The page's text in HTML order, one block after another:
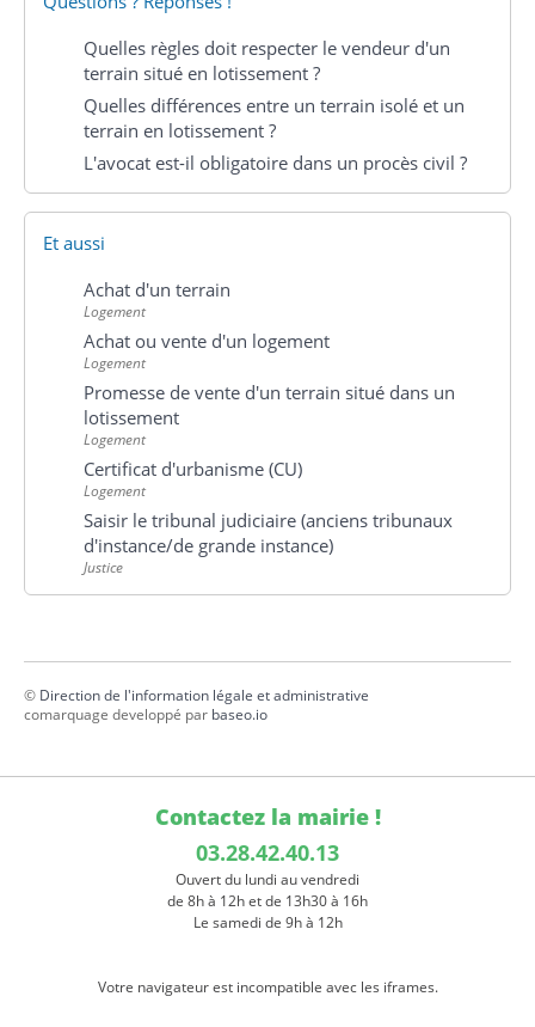
Quelles règles doit respecter le vendeur d'un
terrain situé en lotissement ?
Quelles différences entre un terrain isolé et un
terrain en lotissement ?
L'avocat est-il obligatoire dans un procès civil ?
Et aussi
Achat d'un terrain
Logement
Achat ou vente d'un logement
Logement
Promesse de vente d'un terrain situé dans un
lotissement
Logement
Certificat d'urbanisme (CU)
Logement
Saisir le tribunal judiciaire (anciens tribunaux
d'instance/de grande instance)
Justice
© Direction de l'information légale et administrative
comarquage developpé par baseo.io
Contactez la mairie !
03.28.42.40.13
Ouvert du lundi au vendredi
de 8h à 12h et de 13h30 à 16h
Le samedi de 9h à 12h
Votre navigateur est incompatible avec les iframes.